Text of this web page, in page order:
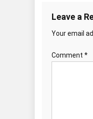
Leave a
Your email
Comment *